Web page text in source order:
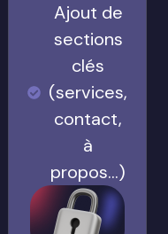
Ajout de
sections
clés
(services,
contact,
à
propos…)